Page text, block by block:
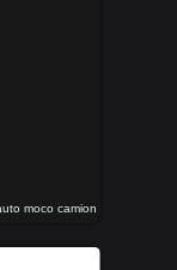
moco camion